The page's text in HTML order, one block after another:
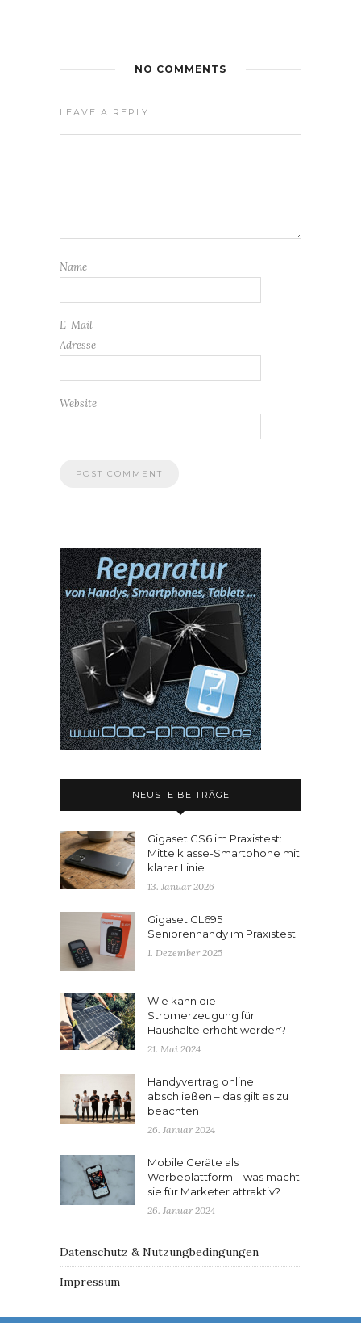
NO COMMENTS
LEAVE A REPLY
Name
E-Mail-
Adresse
Website
NEUSTE BEITRÄGE
Gigaset GS6 im Praxistest:
Mittelklasse-Smartphone mit
klarer Linie
13. Januar 2026
Gigaset GL695
Seniorenhandy im Praxistest
1. Dezember 2025
Wie kann die
Stromerzeugung für
Haushalte erhöht werden?
21. Mai 2024
Handyvertrag online
abschließen – das gilt es zu
beachten
26. Januar 2024
Mobile Geräte als
Werbeplattform – was macht
sie für Marketer attraktiv?
26. Januar 2024
Datenschutz & Nutzungbedingungen
Impressum